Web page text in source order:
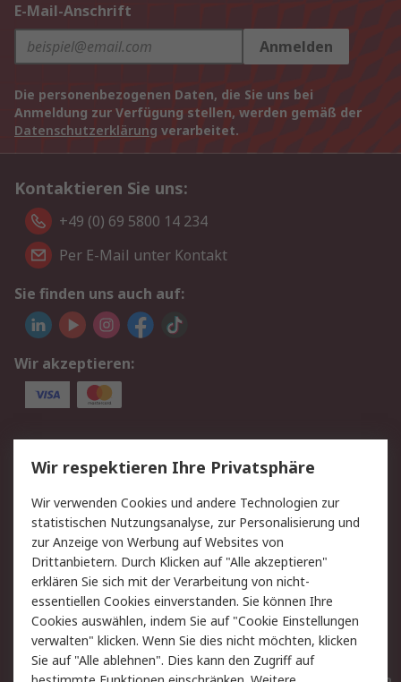
E-Mail-Anschrift
Anmelden
Die personenbezogenen Daten, die Sie uns bei
Anmeldung zur Verfügung stellen, werden gemäß der
Datenschutzerklärung verarbeitet.
Kontaktieren Sie uns:
+49 (0) 69 5800 14 234
Per E-Mail unter Kontakt
Sie finden uns auch auf:
Wir akzeptieren:
Service
Value Added Services
Lieferlösungen
Rücksendungen
Kontakt
Hilfe
Privatkunden
Rechtliches
AGB
Datenschutz
Cookie-Richtlinie
Zahlungsbedingungen
Copyright/Impressum
Entsorgung
Wir respektieren Ihre Privatsphäre
Wir verwenden Cookies und andere Technologien zur
statistischen Nutzungsanalyse, zur Personalisierung und
zur Anzeige von Werbung auf Websites von
Drittanbietern. Durch Klicken auf "Alle akzeptieren"
erklären Sie sich mit der Verarbeitung von nicht-
essentiellen Cookies einverstanden. Sie können Ihre
Cookies auswählen, indem Sie auf "Cookie Einstellungen
verwalten" klicken. Wenn Sie dies nicht möchten, klicken
Sie auf "Alle ablehnen". Dies kann den Zugriff auf